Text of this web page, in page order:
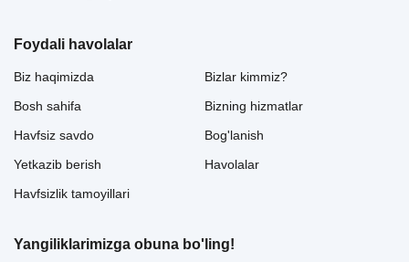
Foydali havolalar
Biz haqimizda
Bosh sahifa
Havfsiz savdo
Yetkazib berish
Havfsizlik tamoyillari
Bizlar kimmiz?
Bizning hizmatlar
Bog'lanish
Havolalar
Yangiliklarimizga obuna bo'ling!